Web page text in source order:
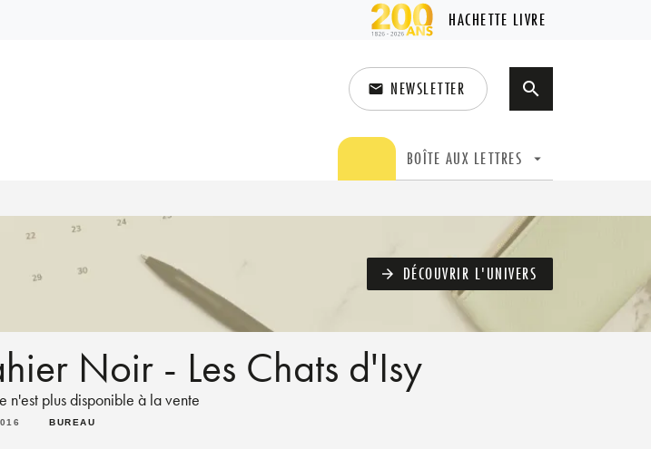
HACHETTE LIVRE
email NEWSLETTER search
BOÎTE AUX LETTRES arrow_drop_down
arrow_forward DÉCOUVRIR L'UNIVERS
Noir - Les Chats d'Isy
n'est plus disponible à la vente
BUREAU